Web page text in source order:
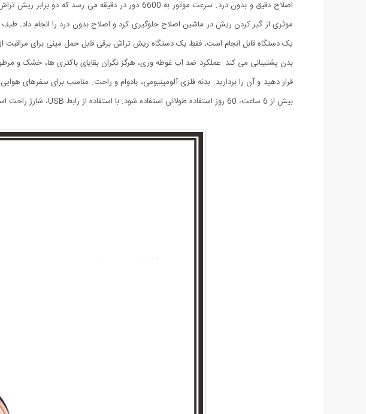
اصلاح دقیق و بدون درد. سرعت موتور به 6600 دور
موثری از گیر کردن ریش در ماشین اصلاح جلوگیری کرد و اصلاح بدون درد را انجام داد.
بدن پشتیبانی می کند. عملکرد ضد آب غوطه وری، هرگز نگران بقایای باکتری ها، خشک و
بیش از 6 ساعت، 60 روز استفاده طولانی استفاده شود. با استفاده از رابط USB، شارژ راحت است و رایانه، نوت بوک، منبع تغذیه موبایل و غیره قابل شارژ هستند.